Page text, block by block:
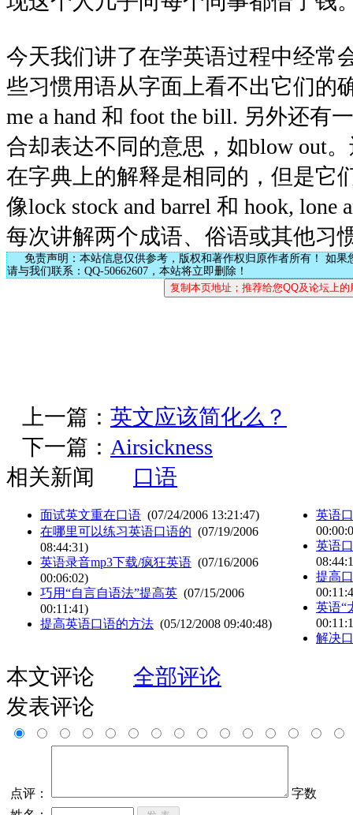
今天我们讲了在学英语过程中经常
些习惯用语从字面上看不出它们的
me a hand 和 foot the bill. 另外还有
合却表达不同的意思，如blow out
在字典上的解释是相同的，但是它
像lock stock and barrel 和 hook, lone
每次讲解两个成语、俗语或其他习
免责声明：本站信息仅供参考，版权和著作权归原作者所有！ 如果
请与我们联系：QQ-50662607，本站将立即删除！
上一篇： 英文应该简化么？
下一篇： Airsickness
相关新闻
口语
面试英文重在口语 (07/24/2006 13:21:47)
在哪里可以练习英语口语的 (07/19/2006
08:44:31)
英语录音mp3下载/疯狂英语 (07/16/2006
00:06:02)
巧用“自言自语法”提高英 (07/15/2006
00:11:41)
提高英语口语的方法 (05/12/2008 09:40:48)
英语
英语
提高
英语“
解决
本文评论
全部评论
发表评论
点评：
字数